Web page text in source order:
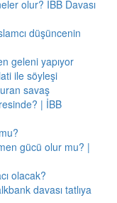
olur? İBB Davası
düşüncenin
geleni yapıyor
ile söyleşi
savaş
| İBB
gücü olur mu? |
olacak?
davası tatlıya